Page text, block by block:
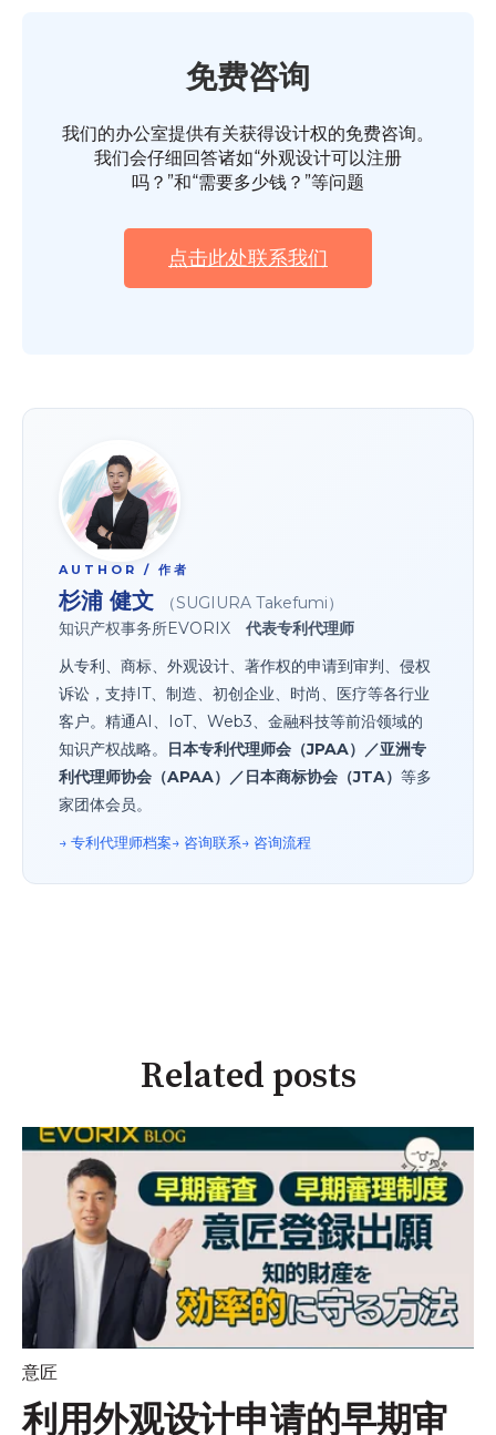
免费咨询
我们的办公室提供有关获得设计权的免费咨询。
我们会仔细回答诸如“外观设计可以注册
吗？”和“需要多少钱？”等问题
点击此处联系我们
AUTHOR / 作者
杉浦 健文
（SUGIURA Takefumi）
知识产权事务所EVORIX 代表专利代理师
从专利、商标、外观设计、著作权的申请到审判、侵权
诉讼，支持IT、制造、初创企业、时尚、医疗等各行业
客户。精通AI、IoT、Web3、金融科技等前沿领域的
知识产权战略。
日本专利代理师会（JPAA）／亚洲专
利代理师协会（APAA）／日本商标协会（JTA） 等多
家团体会员。
→ 专利代理师档案→ 咨询联系→ 咨询流程
Related posts
意匠
利用外观设计申请的早期审